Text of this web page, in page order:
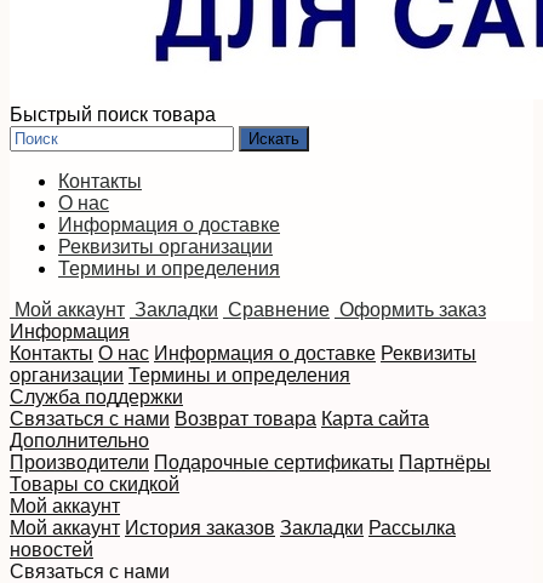
Быстрый поиск товара
Контакты
О нас
Информация о доставке
Реквизиты организации
Термины и определения
Мой аккаунт Закладки Сравнение Оформить заказ
Информация
Контакты О нас Информация о доставке Реквизиты
организации Термины и определения
Служба поддержки
Связаться с нами Возврат товара Карта сайта
Дополнительно
Производители Подарочные сертификаты Партнёры
Товары со скидкой
Мой аккаунт
Мой аккаунт История заказов Закладки Рассылка
новостей
Связаться с нами